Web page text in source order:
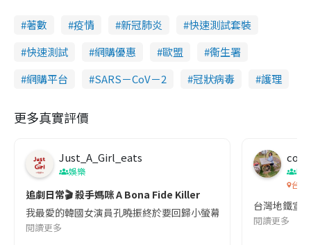
著數 疫情 新冠肺炎
快速測試套裝
快速測試
網購優惠 歐盟
衞生署
網購平台
SARS－CoV－2 冠狀病毒 護理
更多真實評價
Just_A_Girl_eats
娛樂
追劇日常🎬 殺手媽咪 A Bona Fide Killer
我最愛的韓國女演員孔曉振終於要回歸小螢幕啦!這次的劇本改編
閱讀更多
co
吹
台灣
台灣地鐵宣
閱讀更多